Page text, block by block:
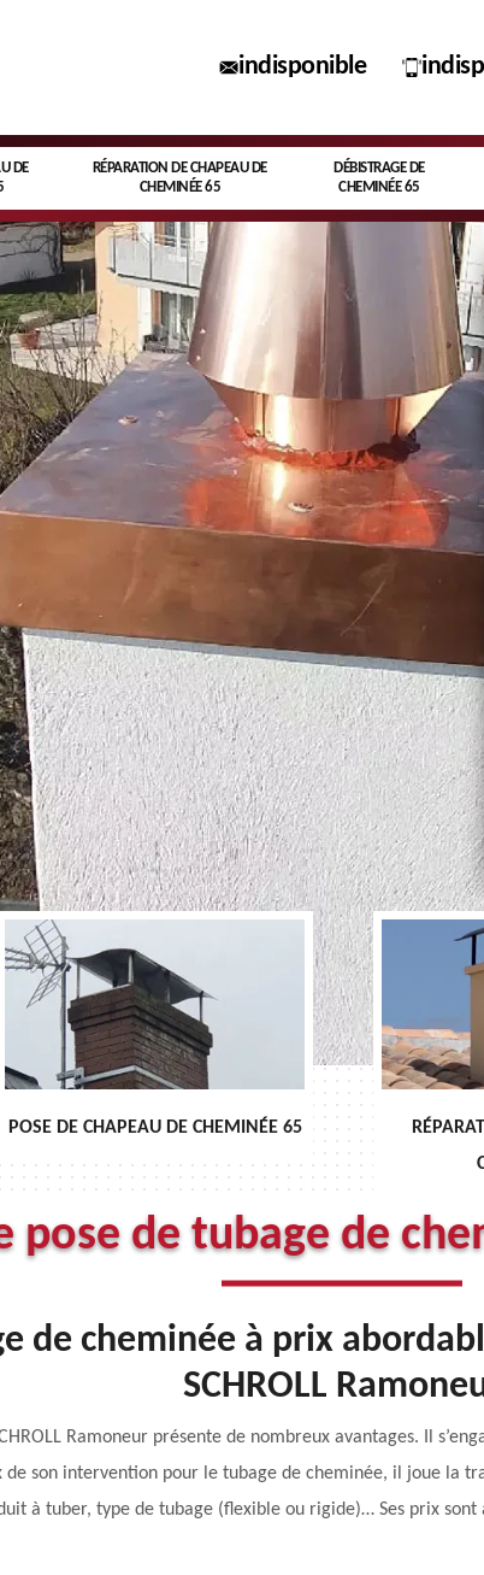
indisponible
DE
RÉPARATION DE CHAPEAU DE
CHEMINÉE 65
DÉBISTRAGE DE
CHEMINÉE 65
RÉPARATION DE CHAPEAU DE
pose de tubage de
de cheminée à prix
SCHROLL
Ramoneur présente de nombreux avantages. Il
son intervention pour le tubage de cheminée, il joue la
à tuber, type de tubage (flexible ou rigide)… Ses prix